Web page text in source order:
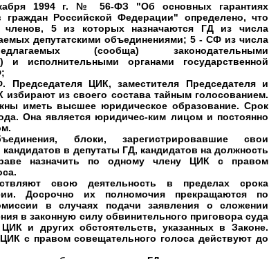
1994 г. № 56-ФЗ "Об основных гарантиях
граждан Российской Федерации" определено, что
5 из которых назначаются ГД из числа
депутатскими объединениями; 5 - СФ из числа
(сообща) законодательными
и исполнительными органами государственной
ЦИК, заместителя Председателя и
избирают из своего состава тайным голосованием.
иметь высшее юридическое образование. Срок
Она является юридичес-ким лицом и постоянно
блоки, зарегистрировавшие свои
в депутаты ГД, кандидатов на должность
назначить по одному члену ЦИК с правом
свою деятельность в пределах срока
Досрочно их полномочия прекращаются по
в случаях подачи заявления о сложении
в законную силу обвинительного приговора суда
и других обстоятельств, указанных в Законе.
с правом совещательного голоса действуют до